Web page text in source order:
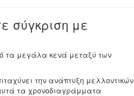
σύγκριση με
τα μεγάλα κενά μεταξύ των
την ανάπτυξη μελλοντικών
τα χρονοδιαγράμματα